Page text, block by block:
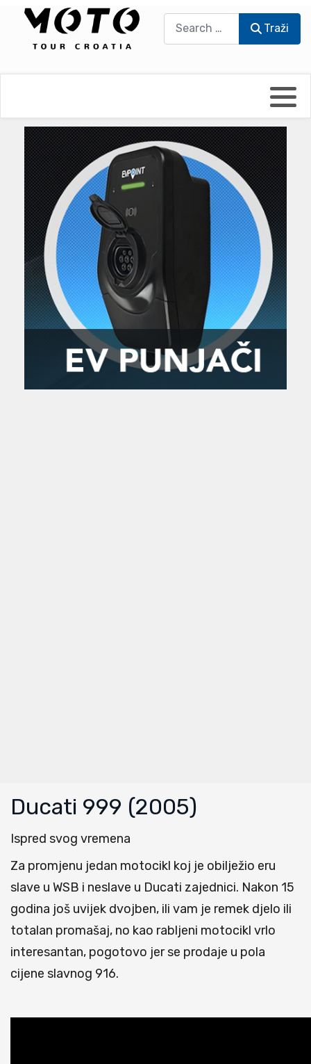
Traži
Ducati 999 (2005)
Ispred svog vremena
Za promjenu jedan motocikl koj je obilježio eru
slave u WSB i neslave u Ducati zajednici. Nakon 15
godina još uvijek dvojben, ili vam je remek djelo ili
totalan promašaj, no kao rabljeni motocikl vrlo
interesantan, pogotovo jer se prodaje u pola
cijene slavnog 916.
UmPaDrum
Moto servisi
Impressum
Damir Žerić - ELPASSO
Dario Dinter - Moto TOZ
Igor Kreč - UmPaDrum
Igor Kukec Brmbi
Slaven Gajdek
MTC - Moto Tour Croatia
Moto putopisi
Vikend vožnje
Zanimljivost
Najave i noviteti